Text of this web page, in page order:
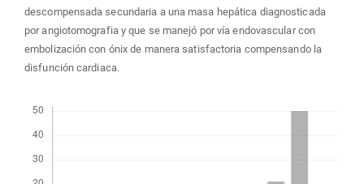
descompensada secundaria a una masa hepática diagnosticada
por angiotomografia y que se manejó por vía endovascular con
embolización con ónix de manera satisfactoria compensando la
disfunción cardiaca.